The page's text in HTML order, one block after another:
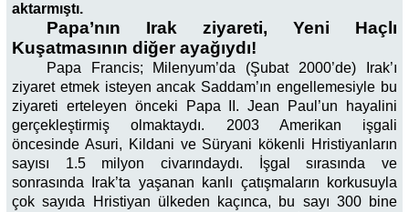
aktarmıştı.
Papa’nın Irak ziyareti, Yeni Haçlı
Kuşatmasının diğer ayağıydı!
Papa Francis; Milenyum’da (Şubat 2000’de) Irak’ı
ziyaret etmek isteyen ancak Saddam’ın engellemesiyle bu
ziyareti erteleyen önceki Papa II. Jean Paul’un hayalini
gerçekleştirmiş olmaktaydı. 2003 Amerikan işgali
öncesinde Asuri, Kildani ve Süryani kökenli Hristiyanların
sayısı 1.5 milyon civarındaydı. İşgal sırasında ve
sonrasında Irak’ta yaşanan kanlı çatışmaların korkusuyla
çok sayıda Hristiyan ülkeden kaçınca, bu sayı 300 bine